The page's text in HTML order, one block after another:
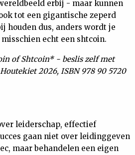
erbij - maar kunnen
tot een gigantische zeperd
houden dus, anders wordt je
echt een shtcoin.
of Shtcoin* - beslis zelf met
2026, ISBN 978 90 5720
leiderschap, effectief
gaan niet over leidinggeven
maar behandelen een eigen